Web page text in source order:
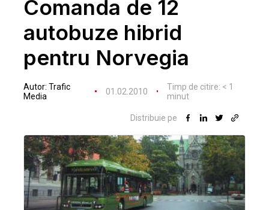
Comanda de 12
autobuze hibrid
pentru Norvegia
Autor: Trafic
Media
01.02.2010 Timp de citire: < 1
minut
Distribuie pe